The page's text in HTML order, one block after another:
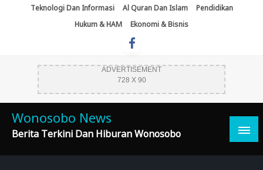
Teknologi Dan Informasi Al Quran Dan Islam
Pendidikan
Hukum & HAM
Ekonomi & Bisnis
ADVERTISEMENT
728 X 90
Wonosobo News
Berita Terkini Dan Hiburan Wonosobo